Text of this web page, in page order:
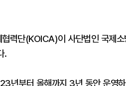
협력단(KOICA)이 사단법인 국제
.
년부터 올해까지 3년 동안 운영